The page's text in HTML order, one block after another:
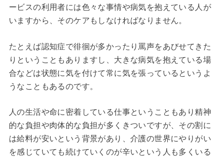
ービスの利用者には色々な事情や病気を抱えている人が
いますから、そのケアもしなければなりません。
たとえば認知症で徘徊が多かったり罵声をあびせてきた
りということもありますし、大きな病気を抱えている場
合などは状態に気を付けて常に気を張っているというよ
うなこともあるのです。
人の生活や命に密着している仕事ということもあり精神
的な負担や肉体的な負担が多くきついですが、その割に
は給料が安いという背景があり、介護の世界にやりがい
を感じていても続けていくのが辛いという人も多くいる